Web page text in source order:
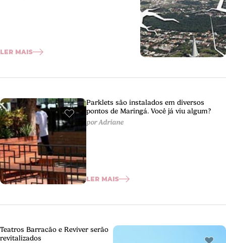
LER MAIS
Parklets são instalados em diversos
pontos de Maringá. Você já viu algum?
por Adriane
LER MAIS
Teatros Barracão e Reviver serão
revitalizados